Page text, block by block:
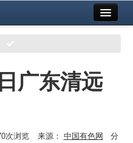
广东清远
次浏览 来源： 中国有色网 分